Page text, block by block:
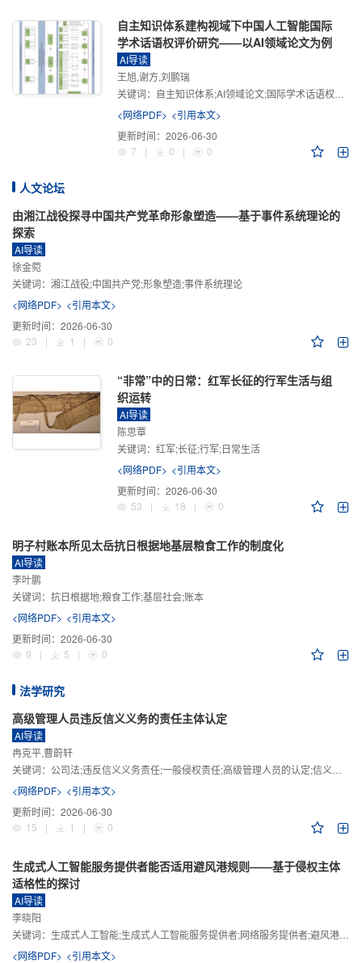
自主知识体系建构视域下中国人工智能国际
学术话语权评价研究——以AI领域论文为例
AI导读
王旭,谢方,刘鹏瑞
关键词： 自主知识体系;AI领域论文;国际学术话语权评价;学术影响力;学术感知力;学术传播力;学术引领力
<网络PDF> <引用本文>
更新时间： 2026-06-30
7
| 0 | 0
人文论坛
由湘江战役探寻中国共产党革命形象塑造——基于事件系统理论的
探索
AI导读
徐金菀
关键词： 湘江战役;中国共产党;形象塑造;事件系统理论
<网络PDF> <引用本文>
更新时间： 2026-06-30
23
| 1 | 0
“非常”中的日常：红军长征的行军生活与组
织运转
AI导读
陈思覃
关键词： 红军;长征;行军;日常生活
<网络PDF> <引用本文>
更新时间： 2026-06-30
53
| 18 | 0
明子村账本所见太岳抗日根据地基层粮食工作的制度化
AI导读
李叶鹏
关键词： 抗日根据地;粮食工作;基层社会;账本
<网络PDF> <引用本文>
更新时间： 2026-06-30
9
| 5 | 0
法学研究
高级管理人员违反信义义务的责任主体认定
AI导读
冉克平,曹蔚轩
关键词： 公司法;违反信义义务责任;一般侵权责任;高级管理人员的认定;信义义务
<网络PDF> <引用本文>
更新时间： 2026-06-30
15
| 1 | 0
生成式人工智能服务提供者能否适用避风港规则——基于侵权主体
适格性的探讨
AI导读
李晓阳
关键词： 生成式人工智能;生成式人工智能服务提供者;网络服务提供者;避风港规则;版权责任
<网络PDF> <引用本文>